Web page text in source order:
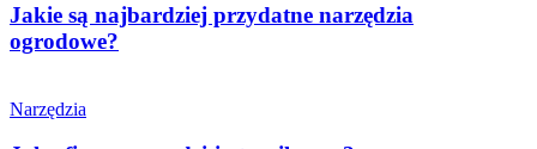
Jakie są najbardziej przydatne narzędzia
ogrodowe?
Narzędzia